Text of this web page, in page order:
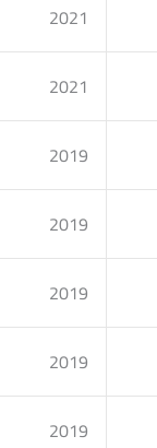
2021
2021
2019
2019
2019
2019
2019